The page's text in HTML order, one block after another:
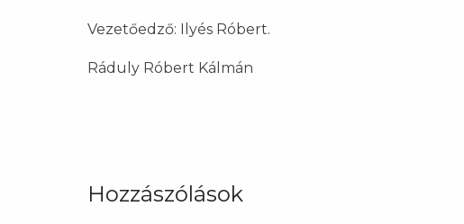
Vezetőedző: Ilyés Róbert.
Ráduly Róbert Kálmán
Hozzászólások